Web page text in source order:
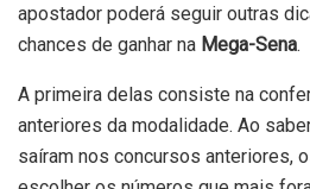
apostador poderá seguir outras
chances de ganhar na Mega-Sena.
A primeira delas consiste na
anteriores da modalidade. Ao
saíram nos concursos anteriores,